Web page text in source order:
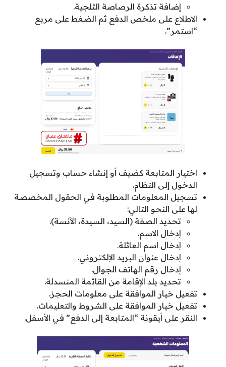
إضافة تذكرة الرصاصة الثلجية.
الاطلاع على ملخص الدفع ثم الضغط على مربع
“استمر”.
اختيار المتابعة كضيف أو إنشاء حساب وتسجيل
الدخول إلى النظام.
تسجيل المعلومات المطلوبة في الحقول المخصصة
لها على النحو التالي:
تحديد الصفة (السيد، السيدة، الآنسة).
إدخال الاسم.
إدخال اسم العائلة.
إدخال عنوان البريد الإلكتروني.
إدخال رقم الهاتف الجوال.
تحديد بلد الإقامة من القائمة المنسدلة.
تفعيل خيار الموافقة على معلومات الحجز.
تفعيل خيار الموافقة على الشروط والتعليمات.
النقر على أيقونة “المتابعة إلى الدفع” في الأسفل.